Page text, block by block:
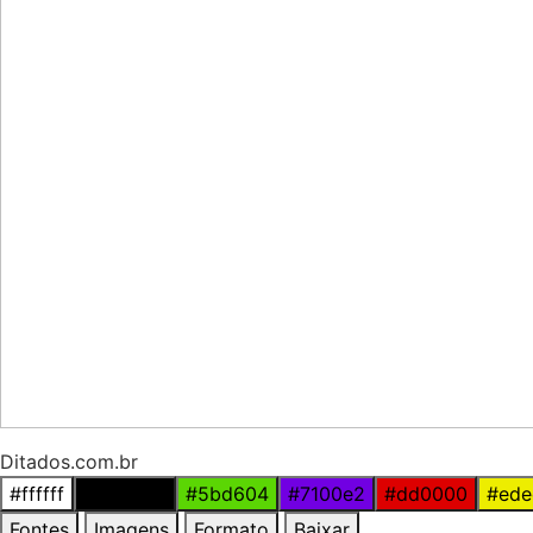
Ditados.com.br
#ffffff
#5bd604 #7100e2 #dd0000